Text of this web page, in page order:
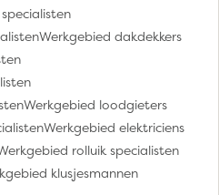
Werkgebied dakdekkers
Werkgebied loodgieters
Werkgebied elektriciens
rolluik specialisten
klusjesmannen